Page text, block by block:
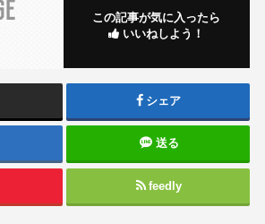
この記事が気に入ったら
いいねしよう！
シェア
送る
feedly